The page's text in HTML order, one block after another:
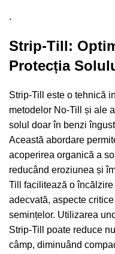
.
Strip-Till:
Protecția
Strip-Till este o tehnică
metodelor No-Till și ale
solul doar în benzi
Această abordare
acoperirea organică a
reducând eroziunea și
Till facilitează o
adecvată, aspecte
semințelor. Utilizarea
Strip-Till poate reduce
câmp, diminuând